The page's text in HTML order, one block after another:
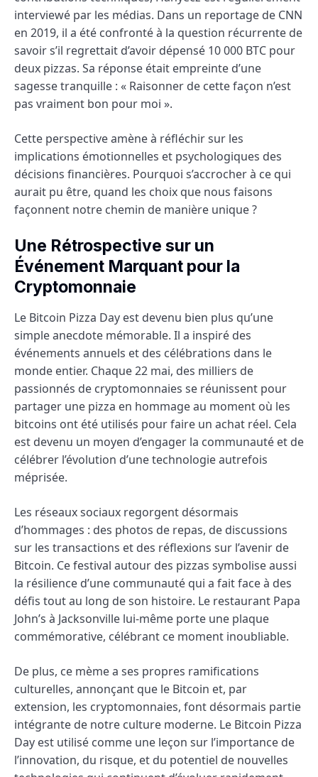
interviewé par les médias. Dans un reportage de CNN
en 2019, il a été confronté à la question récurrente de
savoir s’il regrettait d’avoir dépensé 10 000 BTC pour
deux pizzas. Sa réponse était empreinte d’une
sagesse tranquille : « Raisonner de cette façon n’est
pas vraiment bon pour moi ».
Cette perspective amène à réfléchir sur les
implications émotionnelles et psychologiques des
décisions financières. Pourquoi s’accrocher à ce qui
aurait pu être, quand les choix que nous faisons
façonnent notre chemin de manière unique ?
Une Rétrospective sur un
Événement Marquant pour la
Cryptomonnaie
Le Bitcoin Pizza Day est devenu bien plus qu’une
simple anecdote mémorable. Il a inspiré des
événements annuels et des célébrations dans le
monde entier. Chaque 22 mai, des milliers de
passionnés de cryptomonnaies se réunissent pour
partager une pizza en hommage au moment où les
bitcoins ont été utilisés pour faire un achat réel. Cela
est devenu un moyen d’engager la communauté et de
célébrer l’évolution d’une technologie autrefois
méprisée.
Les réseaux sociaux regorgent désormais
d’hommages : des photos de repas, de discussions
sur les transactions et des réflexions sur l’avenir de
Bitcoin. Ce festival autour des pizzas symbolise aussi
la résilience d’une communauté qui a fait face à des
défis tout au long de son histoire. Le restaurant Papa
John’s à Jacksonville lui-même porte une plaque
commémorative, célébrant ce moment inoubliable.
De plus, ce mème a ses propres ramifications
culturelles, annonçant que le Bitcoin et, par
extension, les cryptomonnaies, font désormais partie
intégrante de notre culture moderne. Le Bitcoin Pizza
Day est utilisé comme une leçon sur l’importance de
l’innovation, du risque, et du potentiel de nouvelles